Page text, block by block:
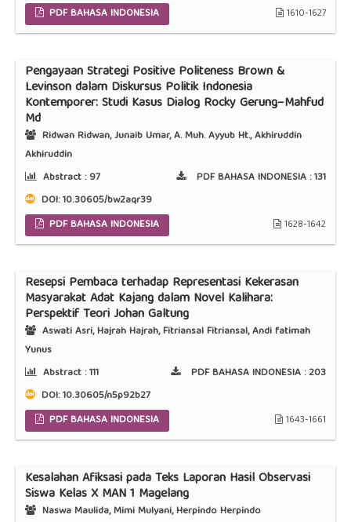
PDF BAHASA INDONESIA
1610-1627
Pengayaan Strategi Positive Politeness Brown &
Levinson dalam Diskursus Politik Indonesia
Kontemporer: Studi Kasus Dialog Rocky Gerung–Mahfud
Md
Ridwan Ridwan, Junaib Umar, A. Muh. Ayyub Ht., Akhiruddin
Akhiruddin
Abstract :97 PDF BAHASA INDONESIA :131
DOI:10.30605/bw2aqr39
PDF BAHASA INDONESIA
1628-1642
Resepsi Pembaca terhadap Representasi Kekerasan
Masyarakat Adat Kajang dalam Novel Kalihara:
Perspektif Teori Johan Galtung
Aswati Asri, Hajrah Hajrah, Fitriansal Fitriansal, Andi fatimah
Yunus
Abstract :111 PDF BAHASA INDONESIA :203
DOI:10.30605/n5p92b27
PDF BAHASA INDONESIA
1643-1661
Kesalahan Afiksasi pada Teks Laporan Hasil Observasi
Siswa Kelas X MAN 1 Magelang
Naswa Maulida, Mimi Mulyani, Herpindo Herpindo